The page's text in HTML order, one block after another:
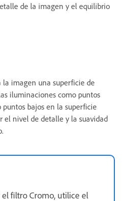
de la imagen y el equilibrio
la imagen una superficie de
iluminaciones como puntos
puntos bajos en la superficie
el nivel de detalle y la suavidad
filtro Cromo, utilice el